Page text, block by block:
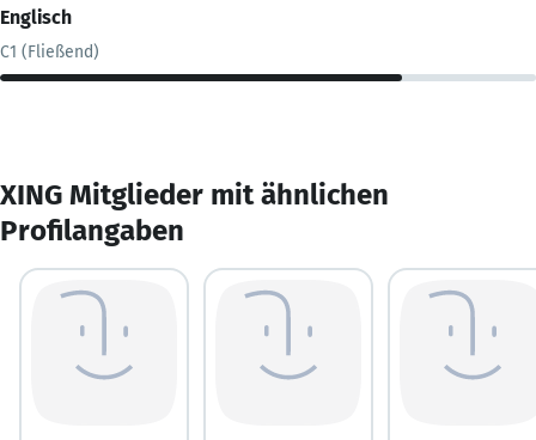
Englisch
C1 (Fließend)
XING Mitglieder mit ähnlichen
Profilangaben